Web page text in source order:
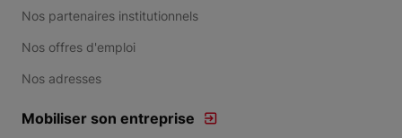
Nos partenaires institutionnels
Nos offres d'emploi
Nos adresses
Mobiliser son entreprise